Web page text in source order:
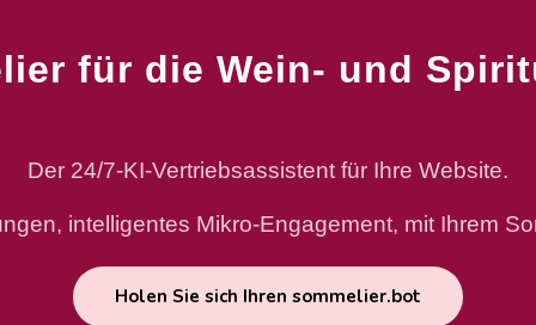
für die Wein- und
Der 24/7-KI-Vertriebsassistent für Ihre Website.
intelligentes Mikro-Engagement, mit Ihrem
Holen Sie sich Ihren sommelier.bot